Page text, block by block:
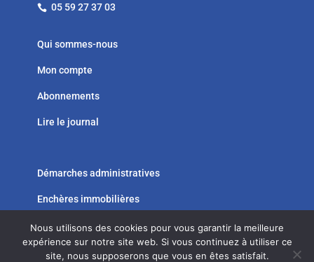
 05 59 27 37 03
Qui sommes-nous
Mon compte
Abonnements
Lire le journal
Démarches administratives
Enchères immobilières
   
Nous utilisons des cookies pour vous garantir la meilleure
expérience sur notre site web. Si vous continuez à utiliser ce
site, nous supposerons que vous en êtes satisfait.